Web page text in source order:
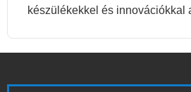
készülékekkel és innovációkkal